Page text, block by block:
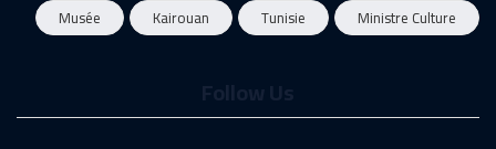
Ministre Culture
Tunisie
Kairouan
Musée